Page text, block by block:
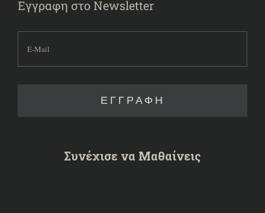
Εγγραφη στο Newsletter
Συνέχισε να Μαθαίνεις